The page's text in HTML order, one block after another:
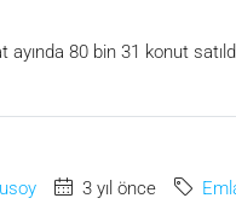
80 bin 31 konut
3 yıl önce